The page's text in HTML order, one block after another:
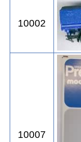
10002
10007